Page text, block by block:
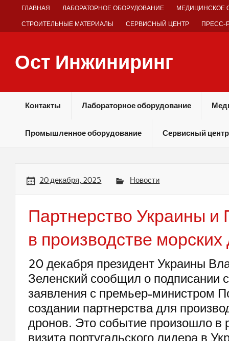
ГЛАВНАЯ ЛАБОРАТОРНОЕ ОБОРУДОВАНИЕ МЕДИЦИНСКОЕ
СТРОИТЕЛЬНЫЕ МАТЕРИАЛЫ СЕРВИСНЫЙ ЦЕНТР ПРЕСС-
Ост Инжиниринг
Контакты Лабораторное оборудование
Промышленное оборудование Сервисный центр
20 декабря, 2025 Новости
Партнерство Украины и
в производстве
20 декабря президент Украины
Зеленский сообщил о подписании
заявления с премьер-министром
создании партнерства для
дронов. Это событие произошло в
визита португальского лидера в